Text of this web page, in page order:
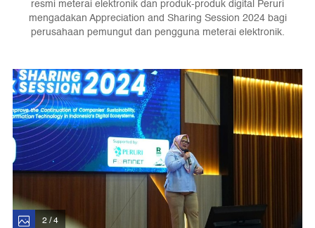
resmi meterai elektronik dan produk-produk digital Peruri
mengadakan Appreciation and Sharing Session 2024 bagi
perusahaan pemungut dan pengguna meterai elektronik.
2 / 4